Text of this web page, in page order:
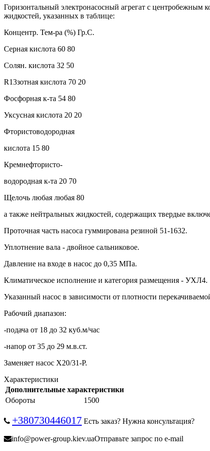
Горизонтальный электронасосный агрегат с
жидкостей, указанных в таблице:
Концентр. Тем-ра (%) Гр.С.
Серная кислота 60 80
Солян. кислота 32 50
R13зотная кислота 70 20
Фосфорная к-та 54 80
Уксусная кислота 20 20
Фтористоводородная
кислота 15 80
Кремнефтористо-
водородная к-та 20 70
Щелочь любая любая 80
а также нейтральных жидкостей, содержащих твердые
Проточная часть насоса гуммирована резиной 51-1632.
Уплотнение вала - двойное сальниковое.
Давление на входе в насос до 0,35 МПа.
Климатическое исполнение и категория размещения - УХЛ4.
Указанный насос в зависимости от плотности
Рабочий диапазон:
-подача от 18 до 32 куб.м/час
-напор от 35 до 29 м.в.ст.
Заменяет насос Х20/31-Р.
Характеристики
Дополнительные характеристики
Обороты
1500
+380730446017 Есть заказ? Нужна консультация?
info@power-group.kiev.uaОтправьте запрос по e-mail